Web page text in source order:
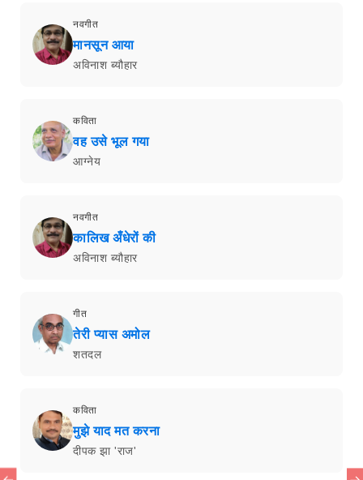
नवगीत
मानसून आया
अविनाश ब्यौहार
कविता
वह उसे भूल गया
आग्नेय
नवगीत
कालिख अँधेरों की
अविनाश ब्यौहार
गीत
तेरी प्यास अमोल
शतदल
कविता
मुझे याद मत करना
दीपक झा 'राज'